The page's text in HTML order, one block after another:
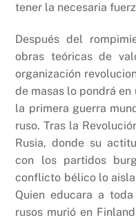
tener la necesaria
Después del
obras teóricas de
organización
de masas lo pondrá en
la primera guerra
ruso. Tras la
Rusia, donde su
con los partidos
conflicto bélico lo
Quien educara a
rusos murió en